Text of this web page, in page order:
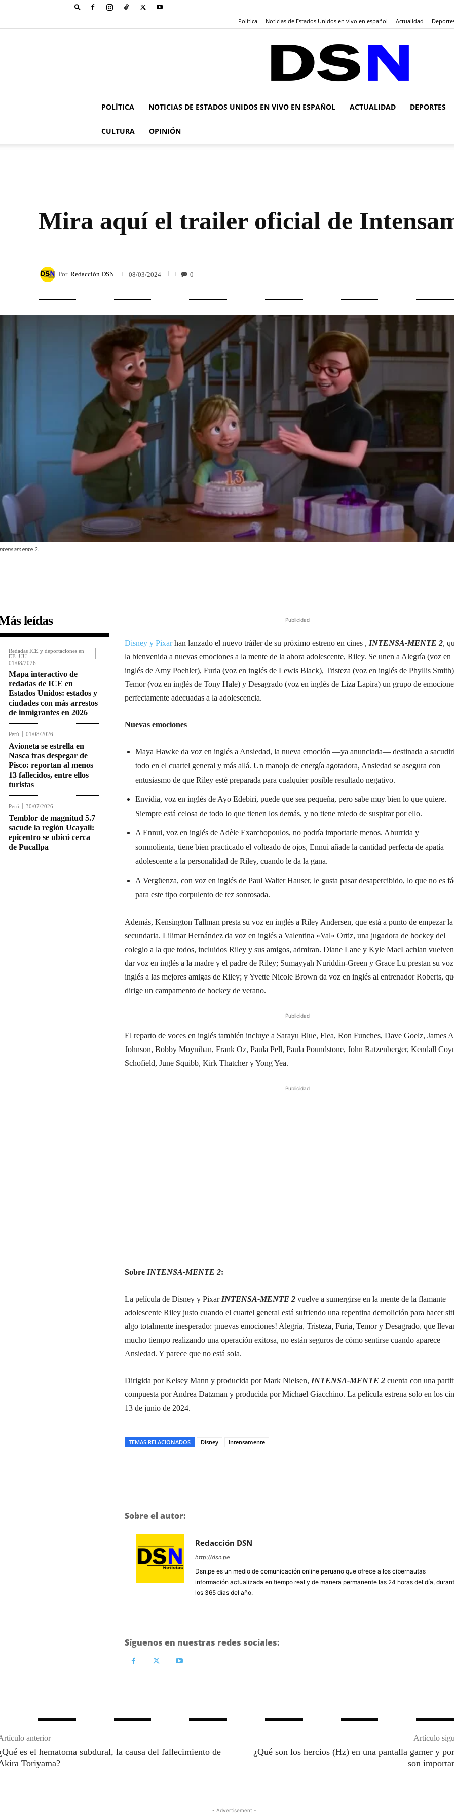
Política Noticias de Estados Unidos en vivo en español Actualidad
POLÍTICA NOTICIAS DE ESTADOS UNIDOS EN VIVO EN ESPAÑOL ACTUALIDAD DEPORTES
CULTURA OPINIÓN
Mira aquí el trailer oficial de
Por Redacción DSN 08/03/2024 0
2.
leídas
Redadas ICE y deportaciones en
EE. UU.
01/08/2026
Mapa interactivo de
redadas de ICE en
Estados Unidos: estados y
ciudades con más arrestos
de inmigrantes en 2026
Perú 01/08/2026
Avioneta se estrella en
Nasca tras despegar de
Pisco: reportan al menos
13 fallecidos, entre ellos
turistas
Perú 30/07/2026
Temblor de magnitud 5.7
sacude la región Ucayali:
epicentro se ubicó cerca
de Pucallpa
Publicidad
Disney y Pixarhan lanzado el nuevo tráiler de su próximo estreno en cines , INTENSA-MENTE 2,
la bienvenida a nuevas emociones a la mente de la ahora adolescente, Riley. Se unen a Alegría (voz en
inglés de Amy Poehler), Furia (voz en inglés de Lewis Black), Tristeza (voz en inglés de Phyllis
Temor (voz en inglés de Tony Hale) y Desagrado (voz en inglés de Liza Lapira) un grupo de
perfectamente adecuadas a la adolescencia.
Nuevas emociones
Maya Hawke da voz en inglés a Ansiedad, la nueva emoción —ya anunciada— destinada a
todo en el cuartel general y más allá. Un manojo de energía agotadora, Ansiedad se asegura con
entusiasmo de que Riley esté preparada para cualquier posible resultado negativo.
Envidia, voz en inglés de Ayo Edebiri, puede que sea pequeña, pero sabe muy bien lo que quiere.
Siempre está celosa de todo lo que tienen los demás, y no tiene miedo de suspirar por ello.
A Ennui, voz en inglés de Adèle Exarchopoulos, no podría importarle menos. Aburrida y
somnolienta, tiene bien practicado el volteado de ojos, Ennui añade la cantidad perfecta de apatía
adolescente a la personalidad de Riley, cuando le da la gana.
A Vergüenza, con voz en inglés de Paul Walter Hauser, le gusta pasar desapercibido, lo que no es
para este tipo corpulento de tez sonrosada.
Además, Kensington Tallman presta su voz en inglés a Riley Andersen, que está a punto de empezar la
secundaria. Lilimar Hernández da voz en inglés a Valentina «Val» Ortiz, una jugadora de hockey del
colegio a la que todos, incluidos Riley y sus amigos, admiran. Diane Lane y Kyle MacLachlan
dar voz en inglés a la madre y el padre de Riley; Sumayyah Nuriddin-Green y Grace Lu prestan su
inglés a las mejores amigas de Riley; y Yvette Nicole Brown da voz en inglés al entrenador Roberts,
dirige un campamento de hockey de verano.
Publicidad
El reparto de voces en inglés también incluye a Sarayu Blue, Flea, Ron Funches, Dave Goelz, James
Johnson, Bobby Moynihan, Frank Oz, Paula Pell, Paula Poundstone, John Ratzenberger, Kendall
Schofield, June Squibb, Kirk Thatcher y Yong Yea.
Publicidad
Sobre INTENSA-MENTE 2:
La película de Disney y Pixar INTENSA-MENTE 2 vuelve a sumergirse en la mente de la flamante
adolescente Riley justo cuando el cuartel general está sufriendo una repentina demolición para hacer
algo totalmente inesperado: ¡nuevas emociones! Alegría, Tristeza, Furia, Temor y Desagrado, que
mucho tiempo realizando una operación exitosa, no están seguros de cómo sentirse cuando aparece
Ansiedad. Y parece que no está sola.
Dirigida por Kelsey Mann y producida por Mark Nielsen, INTENSA-MENTE 2 cuenta con una
compuesta por Andrea Datzman y producida por Michael Giacchino. La película estrena solo en los
13 de junio de 2024.
TEMAS RELACIONADOS Disney Intensamente
Sobre el autor:
Redacción DSN
http://dsn.pe
Dsn.pe es un medio de comunicación online peruano que ofrece a los cibernautas
información actualizada en tiempo real y de manera permanente las 24 horas del día,
los 365 días del año.
Síguenos en nuestras redes sociales:
anterior
es el hematoma subdural, la causa del fallecimiento de
Toriyama?
Artículo
¿Qué son los hercios (Hz) en una pantalla gamer y
son
- Advertisement -